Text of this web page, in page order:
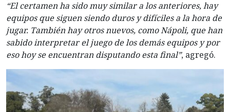
“El certamen ha sido muy similar a los anteriores, hay
equipos que siguen siendo duros y difíciles a la hora de
jugar. También hay otros nuevos, como Nápoli, que han
sabido interpretar el juego de los demás equipos y por
eso hoy se encuentran disputando esta final”, agregó.